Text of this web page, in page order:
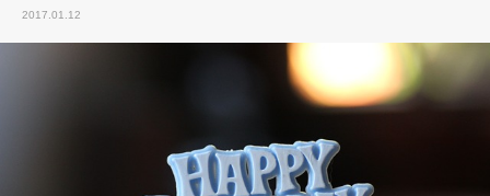
2017.01.12